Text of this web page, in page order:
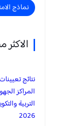
نماذج
نتائج
المراكز
التربية
2026